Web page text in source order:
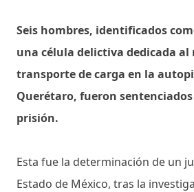
Seis hombres, identificados
una célula delictiva dedicada al
transporte de carga en la
Querétaro, fueron sentenciados
prisión.
Esta fue la determinación de un
Estado de México, tras la